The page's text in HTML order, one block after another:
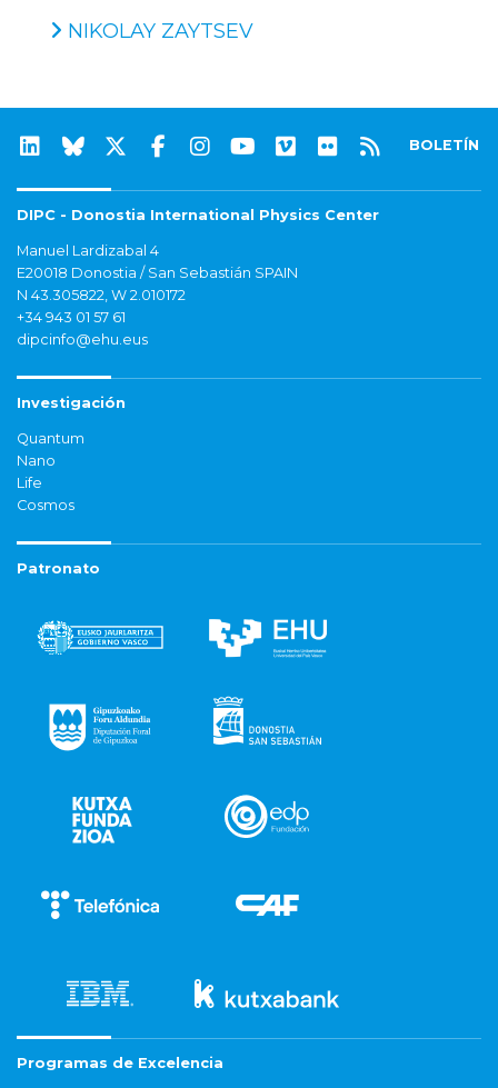
NIKOLAY ZAYTSEV
BOLETÍN
DIPC - Donostia International Physics Center
Manuel Lardizabal 4
E20018 Donostia / San Sebastián SPAIN
N 43.305822, W 2.010172
+34 943 01 57 61
dipcinfo@ehu.eus
Investigación
Quantum
Nano
Life
Cosmos
Patronato
Programas de Excelencia